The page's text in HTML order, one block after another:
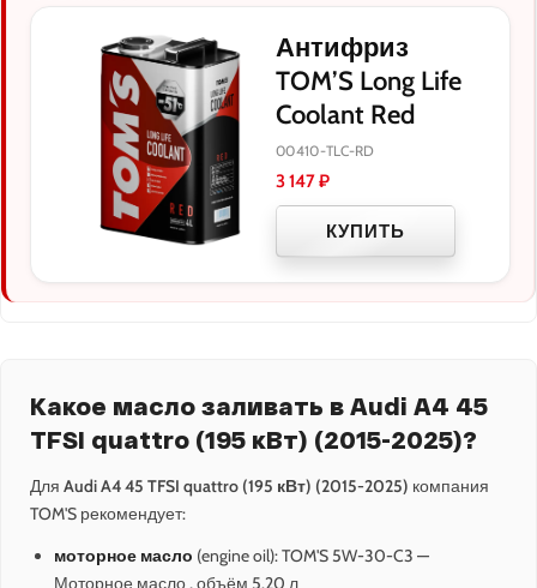
Антифриз
TOM’S Long Life
Coolant Red
00410-TLC-RD
3 147₽
КУПИТЬ
Какое масло заливать в Audi A4 45
TFSI quattro (195 кВт) (2015-2025)?
Для Audi A4 45 TFSI quattro (195 кВт) (2015-2025) компания
TOM'S рекомендует:
моторное масло (engine oil): TOM'S 5W-30-C3 —
Моторное масло , объём 5.20 л